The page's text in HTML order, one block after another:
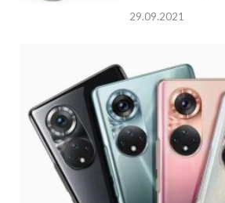
29.09.2021